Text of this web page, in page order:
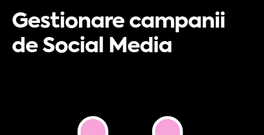
Gestionare campanii
de Social Media